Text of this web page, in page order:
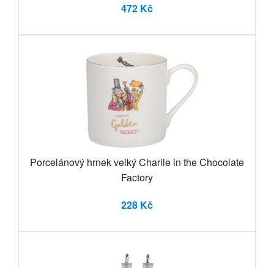
472 Kč
Porcelánový hrnek velký Charlie in the Chocolate
Factory
228 Kč